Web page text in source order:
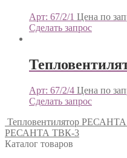
Арт: 67/2/1 Цена по
Сделать запрос
Арт: 67/2/4 Цена по
Сделать запрос
Тепловентилятор
РЕСАНТА ТВК-3
Каталог товаров